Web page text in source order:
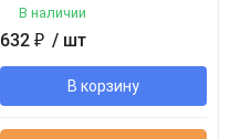
В наличии
632 ₽ / шт
В корзину